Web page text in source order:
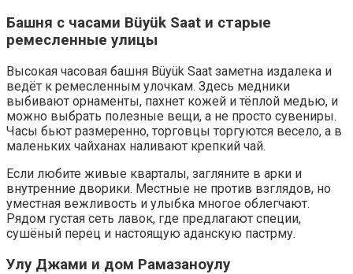
Башня с часами Büyük Saat и старые
ремесленные улицы
Высокая часовая башня Büyük Saat заметна издалека и
ведёт к ремесленным улочкам. Здесь медники
выбивают орнаменты, пахнет кожей и тёплой медью, и
можно выбрать полезные вещи, а не просто сувениры.
Часы бьют размеренно, торговцы торгуются весело, а в
маленьких чайханах наливают крепкий чай.
Если любите живые кварталы, загляните в арки и
внутренние дворики. Местные не против взглядов, но
уместная вежливость и улыбка многое облегчают.
Рядом густая сеть лавок, где предлагают специи,
сушёный перец и настоящую аданскую пастрму.
Улу Джами и дом Рамазаноулу